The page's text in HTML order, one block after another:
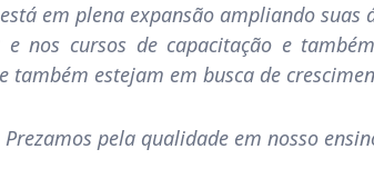
em plena expansão ampliando suas
nos cursos de capacitação e
estejam em busca de
pela qualidade em nosso